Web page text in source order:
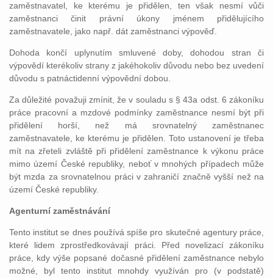
zaměstnavatel, ke kterému je přidělen, ten však nesmí vůči
zaměstnanci činit právní úkony jménem přidělujícího
zaměstnavatele, jako např. dát zaměstnanci výpověď.
Dohoda končí uplynutím smluvené doby, dohodou stran či
výpovědí kterékoliv strany z jakéhokoliv důvodu nebo bez uvedení
důvodu s patnáctidenní výpovědní dobou.
Za důležité považuji zmínit, že v souladu s § 43a odst. 6 zákoníku
práce pracovní a mzdové podmínky zaměstnance nesmí být při
přidělení horší, než má srovnatelný zaměstnanec
zaměstnavatele, ke kterému je přidělen. Toto ustanovení je třeba
mít na zřeteli zvláště při přidělení zaměstnance k výkonu práce
mimo území České republiky, neboť v mnohých případech může
být mzda za srovnatelnou práci v zahraničí značně vyšší než na
území České republiky.
Agenturní zaměstnávání
Tento institut se dnes používá spíše pro skutečné agentury práce,
které lidem zprostředkovávají práci. Před novelizací zákoníku
práce, kdy výše popsané dočasné přidělení zaměstnance nebylo
možné, byl tento institut mnohdy využíván pro (v podstatě)